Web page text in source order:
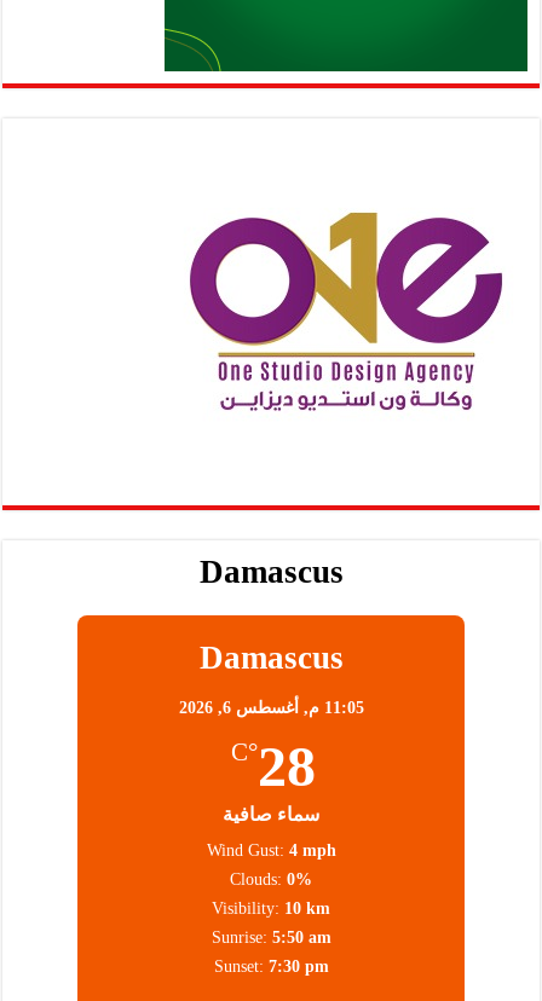
Damascus
Damascus
11:05 م, أغسطس 6, 2026
28
°C
سماء صافية
Wind Gust: 4 mph
Clouds: 0%
Visibility: 10 km
Sunrise: 5:50 am
Sunset: 7:30 pm